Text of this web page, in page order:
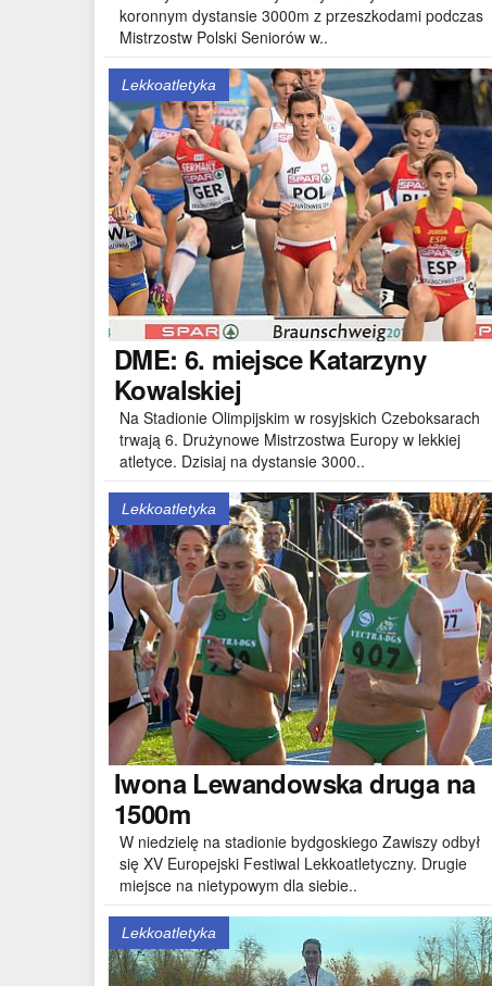
koronnym dystansie 3000m z przeszkodami podczas
Mistrzostw Polski Seniorów w..
Lekkoatletyka
DME: 6. miejsce Katarzyny
Kowalskiej
Na Stadionie Olimpijskim w rosyjskich Czeboksarach
trwają 6. Drużynowe Mistrzostwa Europy w lekkiej
atletyce. Dzisiaj na dystansie 3000..
Lekkoatletyka
Iwona Lewandowska druga na
1500m
W niedzielę na stadionie bydgoskiego Zawiszy odbył
się XV Europejski Festiwal Lekkoatletyczny. Drugie
miejsce na nietypowym dla siebie..
Lekkoatletyka